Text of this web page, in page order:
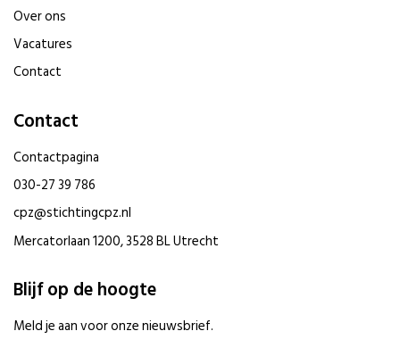
Over ons
Vacatures
Contact
Contact
Contactpagina
030-27 39 786
cpz@stichtingcpz.nl
Mercatorlaan 1200, 3528 BL Utrecht
Blijf op de hoogte
Meld je aan voor onze nieuwsbrief.